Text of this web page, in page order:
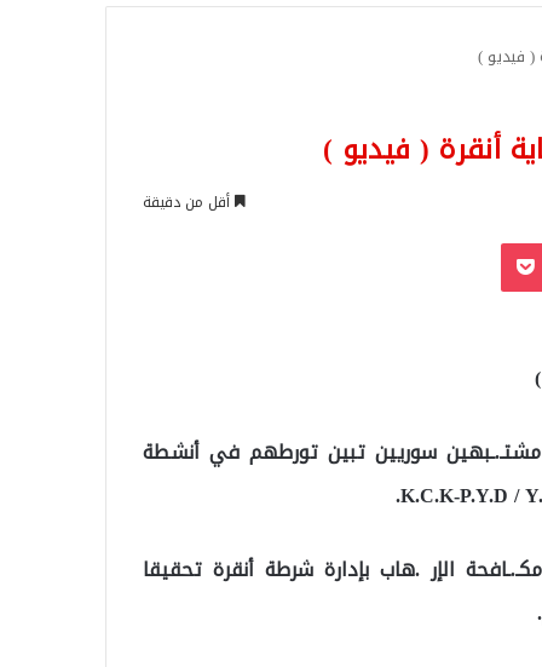
أقل من دقيقة
‫Pocket
أصدر مكتب المدعي العام في أنقرة قرارًا باعتقال 10 مشتـ.ـبهين سوريين تبين تورطهم في أنشطة
الإر .هاب بإدارة شرطة أنقرة تحقيقا